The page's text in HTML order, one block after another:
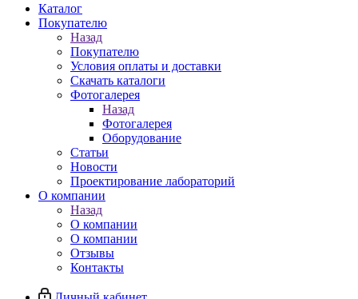
Каталог
Покупателю
Назад
Покупателю
Условия оплаты и доставки
Скачать каталоги
Фотогалерея
Назад
Фотогалерея
Оборудование
Статьи
Новости
Проектирование лабораторий
О компании
Назад
О компании
О компании
Отзывы
Контакты